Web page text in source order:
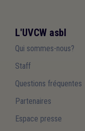
L'UVCW asbl
Qui sommes-nous?
Staff
Questions fréquentes
Partenaires
Espace presse